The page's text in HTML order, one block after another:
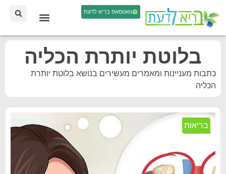
וואטסאפ בריא לדעת
בלוטת יותרת הכליה
כתבות מעניינות ומאמרים מעשירים בנושא בלוטת יותרת
הכליה
בריאות